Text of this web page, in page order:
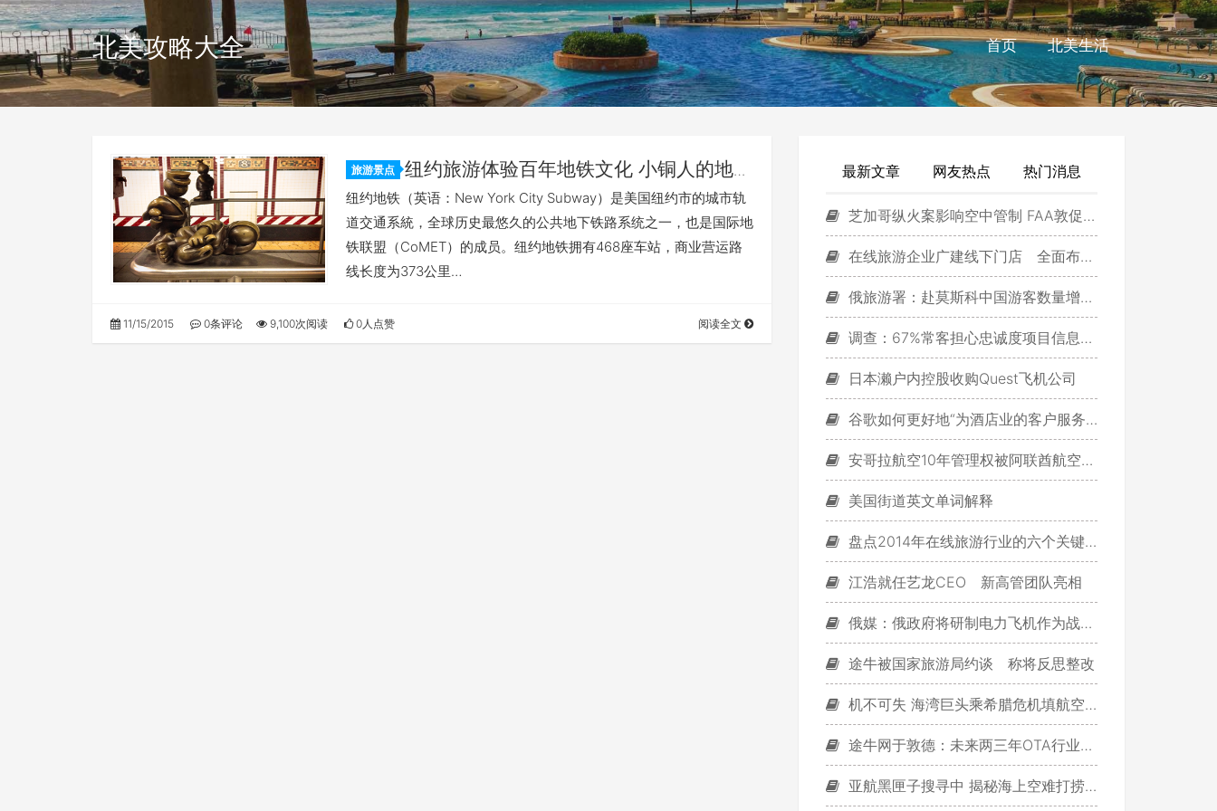
北美攻略大全 首页 北美生活
旅游景点
纽约旅游体验百年地铁文化 小铜人的地铁
人生LifeUnderground
纽约地铁（英语：New York City Subway）是美国纽约市的城市轨
道交通系統，全球历史最悠久的公共地下铁路系统之一，也是国际地
铁联盟（CoMET）的成员。纽约地铁拥有468座车站，商业营运路
线长度为373公里…
11/15/2015 0条评论 9,100次阅读 0人点赞 阅读全文
最新文章 网友热点 热门消息
芝加哥纵火案影响空中管制 FAA敦促安装ADS-B
在线旅游企业广建线下门店 全面布局O2O
俄旅游署：赴莫斯科中国游客数量增长近2倍
调查：67%常客担心忠诚度项目信息泄露
日本濑户内控股收购Quest飞机公司
谷歌如何更好地“为酒店业的客户服务”？
安哥拉航空10年管理权被阿联酋航空承包
美国街道英文单词解释
盘点2014年在线旅游行业的六个关键词
江浩就任艺龙CEO 新高管团队亮相
俄媒：俄政府将研制电力飞机作为战略目标
途牛被国家旅游局约谈 称将反思整改
机不可失 海湾巨头乘希腊危机填航空市场空白
途牛网于敦德：未来两三年OTA行业基本定型
亚航黑匣子搜寻中 揭秘海上空难打捞调查步骤